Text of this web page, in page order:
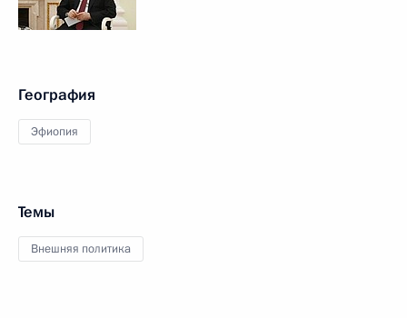
География
Эфиопия
Темы
Внешняя политика